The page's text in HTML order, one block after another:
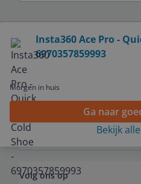
Insta360 Ace Pro -
6970357859993
Morgen in huis
Ga naar
Bekijk
Service
Algemeen
Volg ons op